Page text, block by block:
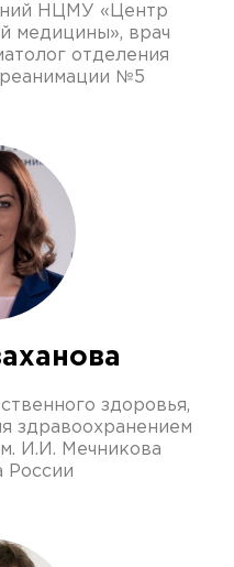
НЦМУ «Центр
медицины», врач
отделения
реанимации №5
здоровья,
здравоохранением
И.И. Мечникова
России